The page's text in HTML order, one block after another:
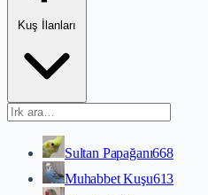
Kuş İlanları
Sultan Papağanı668
Muhabbet Kuşu613